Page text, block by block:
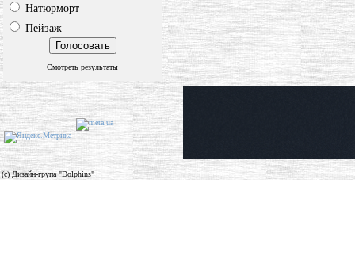
Натюрморт
Пейзаж
Смотреть результаты
(c) Дизайн-група "Dolphins"